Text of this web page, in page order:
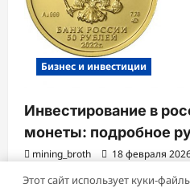
Бизнес и инвестиции
Инвестирование в
монеты: подробное
mining_broth 18 февраля
Этот сайт использует куки-